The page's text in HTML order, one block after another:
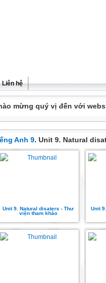
Liên hệ
mừng quý vị đến với
Anh 9. Unit 9. Natural
Unit 9. Natural disaters - Thư
viện tham khảo
Unit